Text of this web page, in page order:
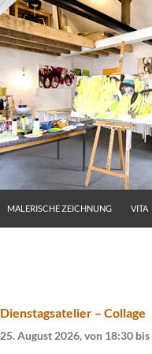
MALERISCHE ZEICHNUNG VITA
Dienstagsatelier – Collage
25. August 2026, von 18:30 bis